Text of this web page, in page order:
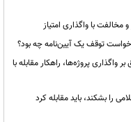
با واگذاری امتیاز
توقف یک آیین‌نامه چه بود؟
واگذاری پروژه‌ها، راهکار مقابله با
را بشکند، باید مقابله کرد